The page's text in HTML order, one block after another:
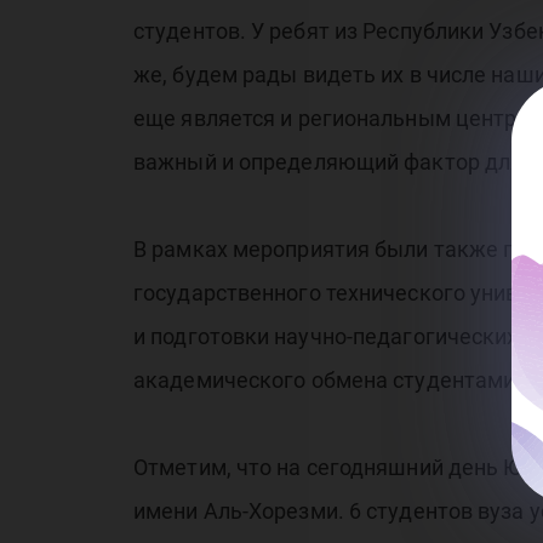
студентов. У ребят из Республики
же, будем рады видеть их в числе
еще является и региональным
важный и определяющий фактор для
В рамках мероприятия были также
государственного технического
и подготовки научно-
академического обмена студентами,
Отметим, что на сегодняшний день
имени Аль-Хорезми. 6 студентов